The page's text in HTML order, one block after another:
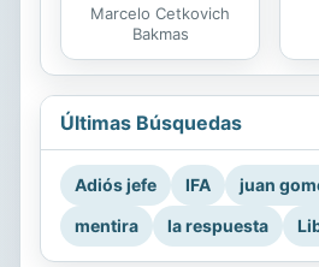
Marcelo Cetkovich
Bakmas
Últimas Búsquedas
Adiós jefe IFA
juan
mentira
la respuesta